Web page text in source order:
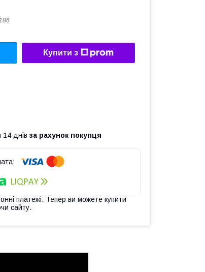
Купити з
14 днів за рахунок покупця
платежі. Тепер ви можете купити
сайту.